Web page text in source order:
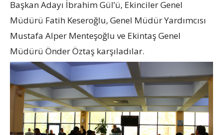
Başkan Adayı İbrahim Gül’ü, Ekinciler Genel
Müdürü Fatih Keseroğlu, Genel Müdür Yardımcısı
Mustafa Alper Menteşoğlu ve Ekintaş Genel
Müdürü Önder Öztaş karşıladılar.